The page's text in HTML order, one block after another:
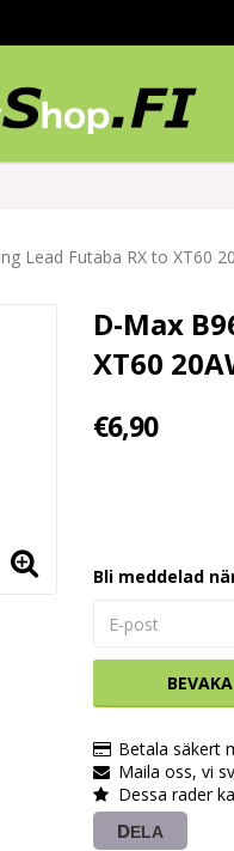
Lead Futaba RX to XT60
D-Max
XT60
€6,90
Bli meddelad
BEVAKA
Betala säkert
Maila oss, vi
Dessa rader
DELA